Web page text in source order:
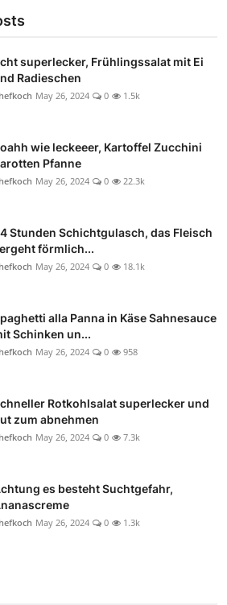
superlecker, Frühlingssalat mit Ei
Radieschen
May 26, 2024 0 1.5k
wie leckeeer, Kartoffel Zucchini
Pfanne
May 26, 2024 0 22.3k
Stunden Schichtgulasch, das Fleisch
förmlich...
May 26, 2024 0 18.1k
alla Panna in Käse Sahnesauce
Schinken un...
May 26, 2024 0 958
Rotkohlsalat superlecker und
zum abnehmen
May 26, 2024 0 7.3k
es besteht Suchtgefahr,
May 26, 2024 0 1.3k